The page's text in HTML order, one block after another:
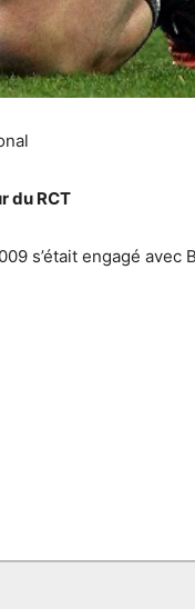
du RCT
s’était engagé avec